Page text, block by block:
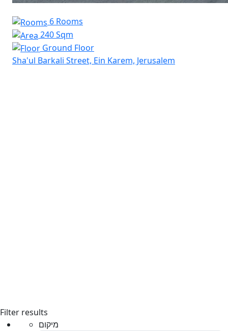
6 Rooms
240 Sqm
Ground Floor
Sha'ul Barkali Street, Ein Karem, Jerusalem
Filter results
מיקום